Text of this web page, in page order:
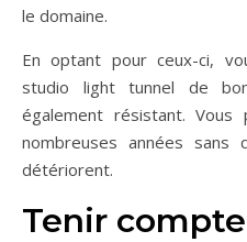
le domaine.
En optant pour ceux-ci,
studio light tunnel de
également résistant. Vous
nombreuses années
détériorent.
Tenir